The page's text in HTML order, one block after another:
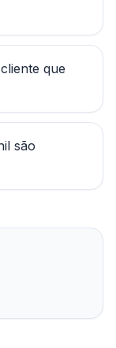
que
são